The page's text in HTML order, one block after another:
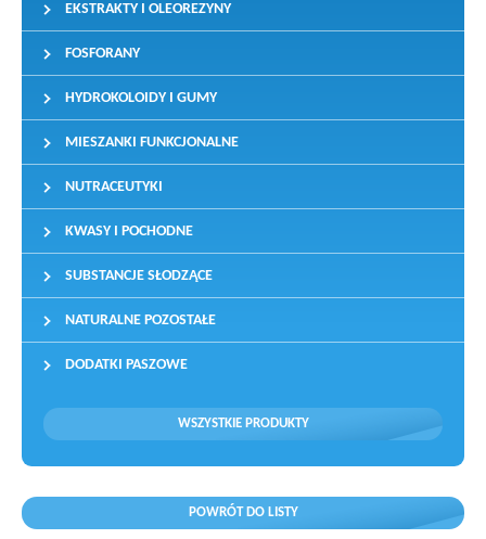
EKSTRAKTY I OLEOREZYNY
FOSFORANY
HYDROKOLOIDY I GUMY
MIESZANKI FUNKCJONALNE
NUTRACEUTYKI
KWASY I POCHODNE
SUBSTANCJE SŁODZĄCE
NATURALNE POZOSTAŁE
DODATKI PASZOWE
WSZYSTKIE PRODUKTY
POWRÓT DO LISTY